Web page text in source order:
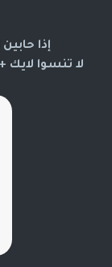
إذا
لا تنسوا لايك